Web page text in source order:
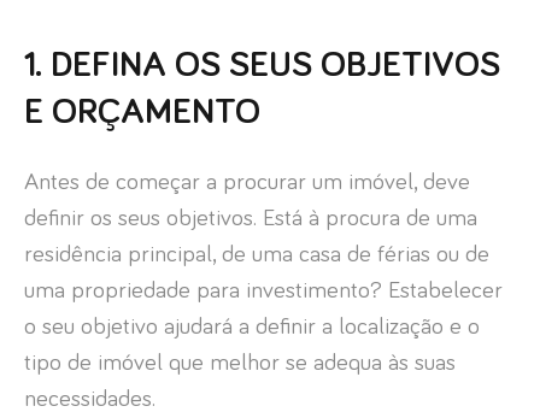
1. DEFINA OS SEUS OBJETIVOS
E ORÇAMENTO
Antes de começar a procurar um imóvel, deve
definir os seus objetivos. Está à procura de uma
residência principal, de uma casa de férias ou de
uma propriedade para investimento? Estabelecer
o seu objetivo ajudará a definir a localização e o
tipo de imóvel que melhor se adequa às suas
necessidades.